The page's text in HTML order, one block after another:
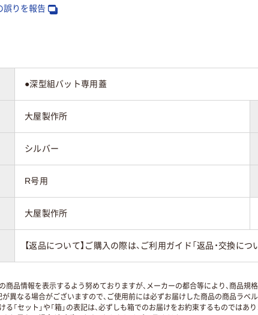
誤りを報告
●深型組バット専用蓋
大屋製作所
シルバー
R号用
大屋製作所
【返品について】ご購入の際は、ご利用ガイド「返品・交換に
品情報を表示するよう努めておりますが、メーカーの都合等により、商品規
異なる場合がございますので、ご使用前には必ずお届けした商品の商品ラベ
る「セット」や「箱」の表記は、必ずしも箱でのお届けをお約束するものではあり